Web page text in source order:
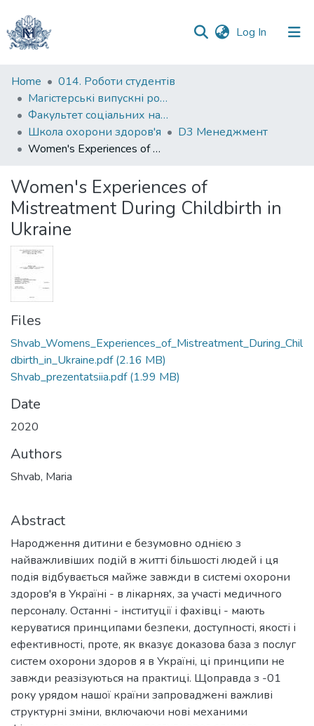
Log In (current)
Communities
&
Collections
All of DSpace
Statistics
Home
014. Роботи студентів
Магістерські випускні роботи
Факультет соціальних наук і соціальних технологій
Школа охорони здоров'я
D3 Менеджмент
Women's Experiences of Mistreatment During Childbirth in Ukraine
Women's Experiences of
Mistreatment During Childbirth in
Ukraine
Files
Shvab_Womens_Experiences_of_Mistreatment_During_Chil
dbirth_in_Ukraine.pdf(2.16 MB)
Shvab_prezentatsiia.pdf(1.99 MB)
Date
2020
Authors
Shvab, Maria
Abstract
Народження дитини е безумовно однією з
найважливіших подій в житті більшості людей і ця
подія відбувається майже завжди в системі охорони
здоров'я в Україні - в лікарнях, за участі медичного
персоналу. Останні - інституції і фахівці - мають
керуватися принципами безпеки, доступності, якості і
ефективності, проте, як вказує доказова база з послуг
систем охорони здоров я в Україні, ці принципи не
завжди реазізуються на практиці. Щоправда з -01
року урядом нашої країни запроваджені важливі
структурні зміни, включаючи нові механими